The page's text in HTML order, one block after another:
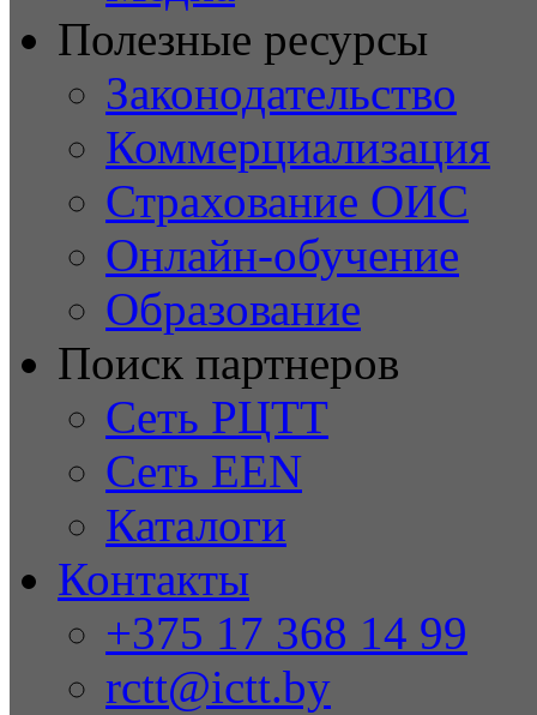
Полезные ресурсы
Законодательство
Коммерциализация
Страхование ОИС
Онлайн-обучение
Образование
Поиск партнеров
Сеть РЦТТ
Сеть EEN
Каталоги
Контакты
+375 17 368 14 99
rctt@ictt.by